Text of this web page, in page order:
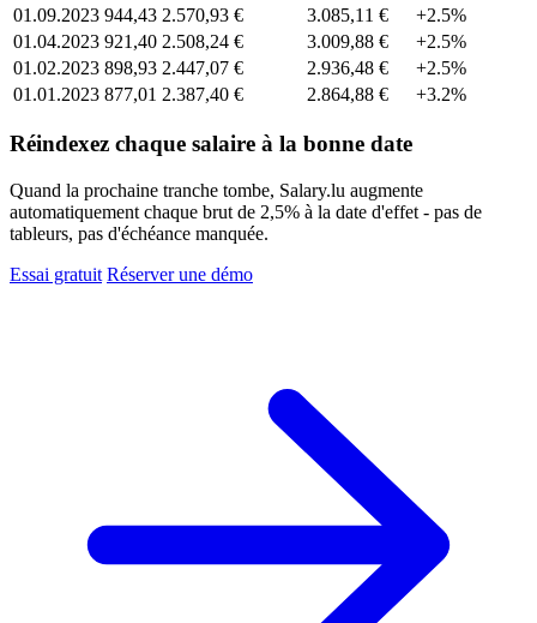
01.09.2023 944,43 2.570,93 € 3.085,11 €
+2.5%
01.04.2023 921,40 2.508,24 € 3.009,88 €
+2.5%
01.02.2023 898,93 2.447,07 € 2.936,48 €
+2.5%
01.01.2023 877,01 2.387,40 € 2.864,88 € +3.2%
Réindexez chaque salaire à la bonne date
Quand la prochaine tranche tombe, Salary.lu augmente
automatiquement chaque brut de 2,5% à la date d'effet - pas de
tableurs, pas d'échéance manquée.
Essai gratuit Réserver une démo